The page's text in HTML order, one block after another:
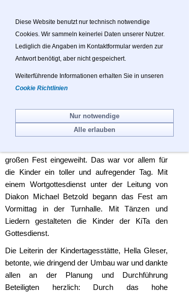
Zur Desktop-Version
Hinweis nicht mehr anzeigen
Navigation einblenden
KiTa St. Martin Bietzen
Nach einem Jahr Bauzeit wurde am Samstag die
großen Fest eingeweiht. Das war vor allem für
die Kinder ein toller und aufregender Tag. Mit
einem Wortgottesdienst unter der Leitung von
Diakon Michael Betzold begann das Fest am
Vormittag in der Turnhalle. Mit Tänzen und
Liedern gestalteten die Kinder der KiTa den
Gottesdienst.
Die Leiterin der Kindertagesstätte, Hella Gleser,
betonte, wie dringend der Umbau war und dankte
allen an der Planung und Durchführung
Beteiligten herzlich: Durch das hohe
Diese Website benutzt nur technisch notwendige
Cookies. Wir sammeln keinerlei Daten unserer Nutzer.
Lediglich die Angaben im Kontaktformular werden zur
Antwort benötigt, aber nicht gespeichert.
Weiterführende Informationen erhalten Sie in unseren
Cookie Richtlinien
Nur notwendige
Alle erlauben